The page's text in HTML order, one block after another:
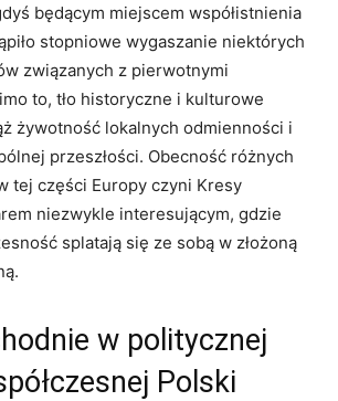
będącym miejscem współistnienia
stopniowe wygaszanie niektórych
związanych z pierwotnymi
to, tło historyczne i kulturowe
żywotność lokalnych odmienności i
przeszłości. Obecność różnych
tej części Europy czyni Kresy
niezwykle interesującym, gdzie
splatają się ze sobą w złożoną
w politycznej
Polski